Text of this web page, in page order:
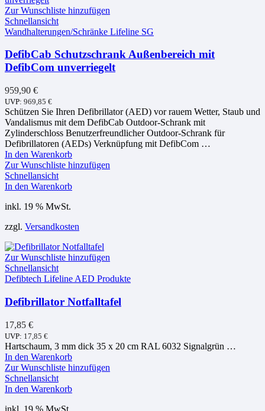
Zur Wunschliste hinzufügen
Schnellansicht
Wandhalterungen/Schränke Lifeline SG
DefibCab Schutzschrank Außenbereich mit
DefibCom unverriegelt
959,90 €
UVP: 969,85 €
Schützen Sie Ihren Defibrillator (AED) vor rauem Wetter, Staub und
Vandalismus mit dem DefibCab Outdoor-Schrank mit
Zylinderschloss Benutzerfreundlicher Outdoor-Schrank für
Defibrillatoren (AEDs) Verknüpfung mit DefibCom …
In den Warenkorb
Zur Wunschliste hinzufügen
Schnellansicht
In den Warenkorb
inkl. 19 % MwSt.
zzgl. Versandkosten
Zur Wunschliste hinzufügen
Schnellansicht
Defibtech Lifeline AED Produkte
Defibrillator Notfalltafel
17,85 €
UVP: 17,85 €
Hartschaum, 3 mm dick 35 x 20 cm RAL 6032 Signalgrün …
In den Warenkorb
Zur Wunschliste hinzufügen
Schnellansicht
In den Warenkorb
inkl. 19 % MwSt.